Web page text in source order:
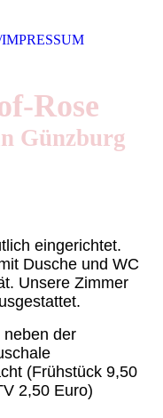
Rose
Günzburg
eingerichtet.
Dusche und WC
Unsere Zimmer
neben der
(Frühstück 9,50
2,50 Euro)